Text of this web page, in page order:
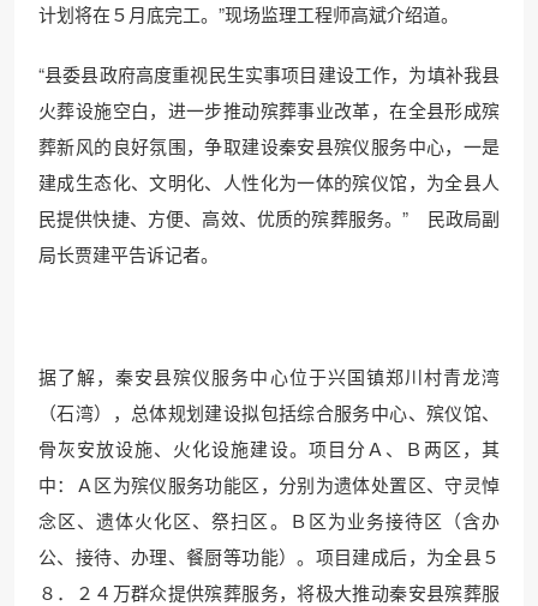
计划将在５月底完工。”现场监理工程师高斌介绍道。
“县委县政府高度重视民生实事项目建设工作，为填补我县
火葬设施空白，进一步推动殡葬事业改革，在全县形成殡
葬新风的良好氛围，争取建设秦安县殡仪服务中心，一是
建成生态化、文明化、人性化为一体的殡仪馆，为全县人
民提供快捷、方便、高效、优质的殡葬服务。” 民政局副
局长贾建平告诉记者。
据了解，秦安县殡仪服务中心位于兴国镇郑川村青龙湾
（石湾），总体规划建设拟包括综合服务中心、殡仪馆、
骨灰安放设施、火化设施建设。项目分Ａ、Ｂ两区，其
中：Ａ区为殡仪服务功能区，分别为遗体处置区、守灵悼
念区、遗体火化区、祭扫区。Ｂ区为业务接待区（含办
公、接待、办理、餐厨等功能）。项目建成后，为全县５
８．２４万群众提供殡葬服务，将极大推动秦安县殡葬服